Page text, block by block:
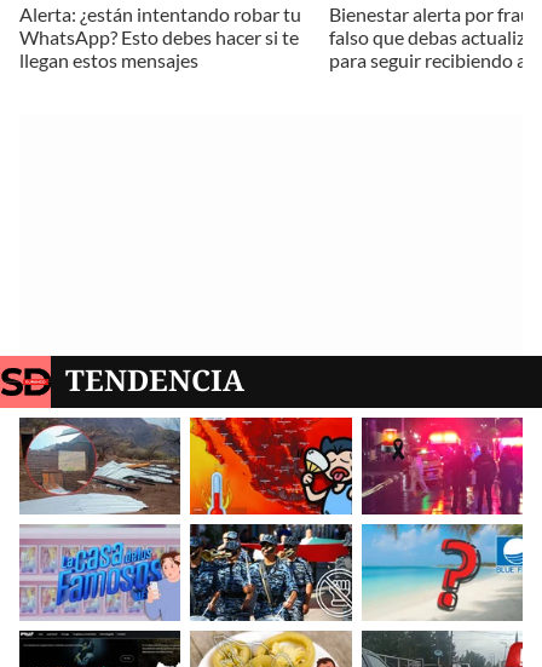
Alerta: ¿están intentando robar tu
WhatsApp? Esto debes hacer si te
llegan estos mensajes
Bienestar alerta por
falso que debas
para seguir recibiendo
TENDENCIA